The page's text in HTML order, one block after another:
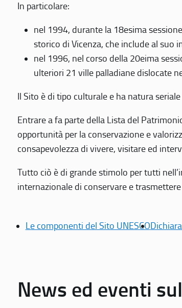
In particolare:
nel 1994, durante la 18esima
storico di Vicenza, che include al suo
nel 1996, nel corso della 20eima
ulteriori 21 ville palladiane dislocate
Il Sito è di tipo culturale e ha natura
Entrare a fa parte della Lista del
opportunità per la conservazione e
consapevolezza di vivere, visitare ed
Tutto ciò è di grande stimolo per tutti
internazionale di conservare e
Le componenti del Sito UNESCO
News ed eventi